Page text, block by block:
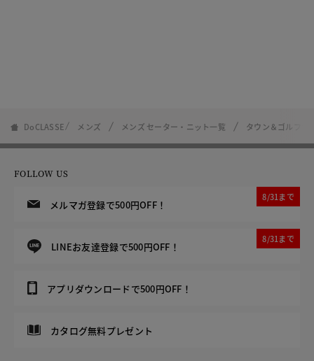
DoCLASSE メンズ メンズ セーター・ニット一覧 タウン＆ゴルフ多
FOLLOW US
メルマガ登録で500円OFF！
8/31まで
LINEお友達登録で500円OFF！
8/31まで
アプリダウンロードで500円OFF！
カタログ無料プレゼント